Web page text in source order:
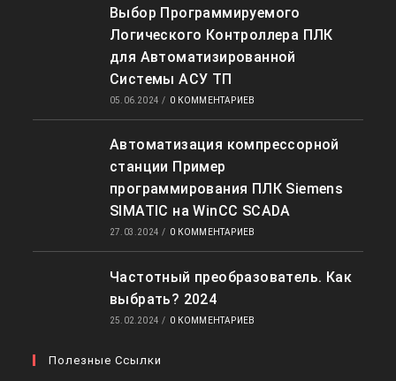
Выбор Программируемого
Логического Контроллера ПЛК
для Автоматизированной
Системы АСУ ТП
05.06.2024 / 0 КОММЕНТАРИЕВ
Автоматизация компрессорной
станции Пример
программирования ПЛК Siemens
SIMATIC на WinCC SCADA
27.03.2024 / 0 КОММЕНТАРИЕВ
Частотный преобразователь. Как
выбрать? 2024
25.02.2024 / 0 КОММЕНТАРИЕВ
Полезные Ссылки